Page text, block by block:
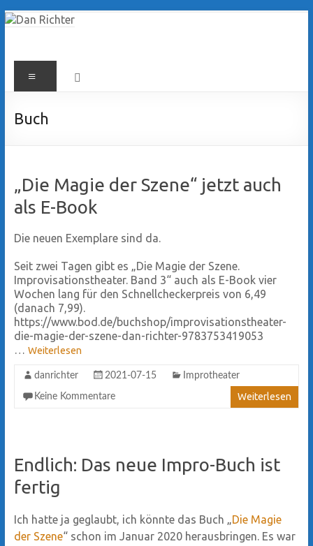
Zum
Dan
Richter
Menü
Buch
„Die Magie der Szene“ jetzt auch
als E-Book
Die neuen Exemplare sind da.
Seit zwei Tagen gibt es „Die Magie der Szene.
Improvisationstheater. Band 3“ auch als E-Book vier
Wochen lang für den Schnellcheckerpreis von 6,49
(danach 7,99).
https://www.bod.de/buchshop/improvisationstheater-
die-magie-der-szene-dan-richter-9783753419053
… Weiterlesen
danrichter 2021-07-15 Improtheater
Keine Kommentare Weiterlesen
Endlich: Das neue Impro-Buch ist
fertig
Ich hatte ja geglaubt, ich könnte das Buch „Die Magie
der Szene“ schon im Januar 2020 herausbringen. Es war